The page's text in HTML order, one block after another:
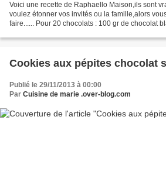
Voici une recette de Raphaello Maison,ils sont
voulez étonner vos invités ou la famille,alors
faire...... Pour 20 chocolats : 100 gr de chocolat
Cookies aux pépites chocolat
Publié le 29/11/2013 à 00:00
Par Cuisine de marie .over-blog.com